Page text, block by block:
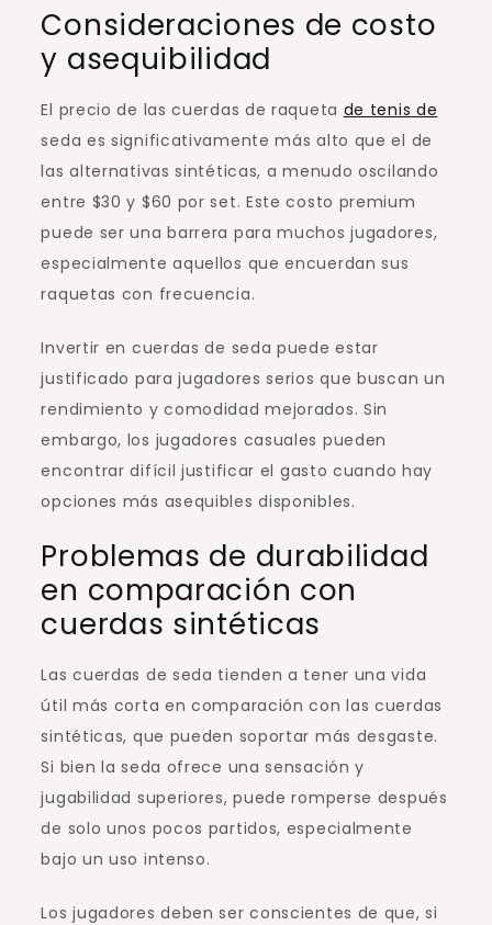
Consideraciones de costo
y asequibilidad
El precio de las cuerdas de raqueta de tenis de
seda es significativamente más alto que el de
las alternativas sintéticas, a menudo oscilando
entre $30 y $60 por set. Este costo premium
puede ser una barrera para muchos jugadores,
especialmente aquellos que encuerdan sus
raquetas con frecuencia.
Invertir en cuerdas de seda puede estar
justificado para jugadores serios que buscan un
rendimiento y comodidad mejorados. Sin
embargo, los jugadores casuales pueden
encontrar difícil justificar el gasto cuando hay
opciones más asequibles disponibles.
Problemas de durabilidad
en comparación con
cuerdas sintéticas
Las cuerdas de seda tienden a tener una vida
útil más corta en comparación con las cuerdas
sintéticas, que pueden soportar más desgaste.
Si bien la seda ofrece una sensación y
jugabilidad superiores, puede romperse después
de solo unos pocos partidos, especialmente
bajo un uso intenso.
Los jugadores deben ser conscientes de que, si